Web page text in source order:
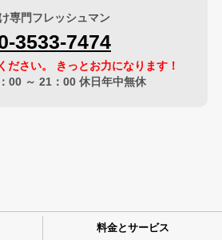
専門フレッシュマン
3533-7474
ださい。 きっとお力になります！
00 ～ 21：00 休日年中無休
料金とサービス